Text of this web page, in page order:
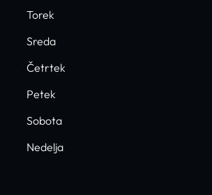
Torek
Sreda
Četrtek
Petek
Sobota
Nedelja